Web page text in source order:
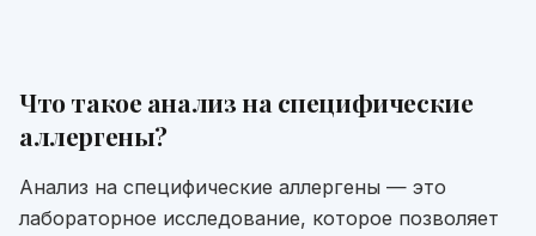
Что такое анализ на специфические
аллергены?
Анализ на специфические аллергены — это
лабораторное исследование, которое позволяет